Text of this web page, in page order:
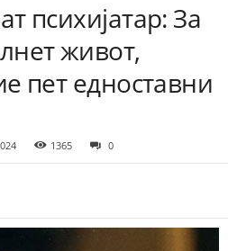
психијатар: За
живот,
пет едноставни
1365 0